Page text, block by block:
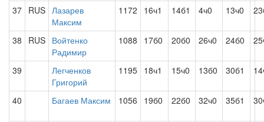
37 RUS Лазарев
Максим
1172 16ч1 14б1 4ч0 13ч0
38 RUS Войтенко
Радимир
1088 17б0 20б0 26ч0 24б0
39
Легченков
Григорий
1195 18ч1 15ч0 13б0 30б1
40 Багаев Максим 1056 19б0 22б0 32ч0 35б1